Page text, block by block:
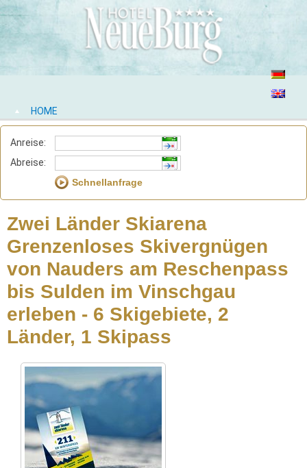
HOME
Anreise:
Abreise:
Zwei Länder Skiarena
Grenzenloses Skivergnügen
von Nauders am Reschenpass
bis Sulden im Vinschgau
erleben - 6 Skigebiete, 2
Länder, 1 Skipass